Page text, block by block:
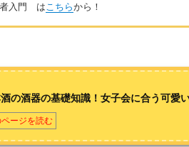
者入門 は こちらから！
の理由！
酒居酒屋に連れて行ってもらったことをき
力を知ってほしいという思いがある。
酒の酒器の基礎知識！女子会に合う可愛
ページを読む